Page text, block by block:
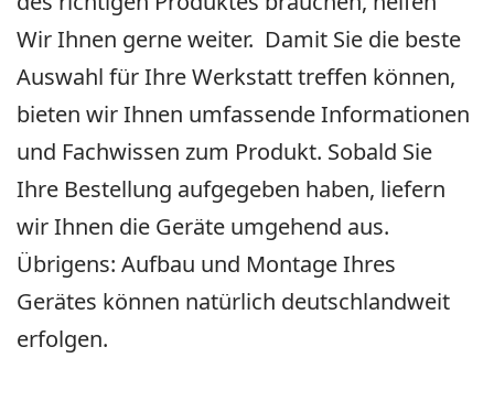
Wir Ihnen gerne weiter. Damit Sie die beste
Auswahl für Ihre Werkstatt treffen können,
bieten wir Ihnen umfassende Informationen
und Fachwissen zum Produkt. Sobald Sie
Ihre Bestellung aufgegeben haben, liefern
wir Ihnen die Geräte umgehend aus.
Übrigens: Aufbau und Montage Ihres
Gerätes können natürlich deutschlandweit
erfolgen.